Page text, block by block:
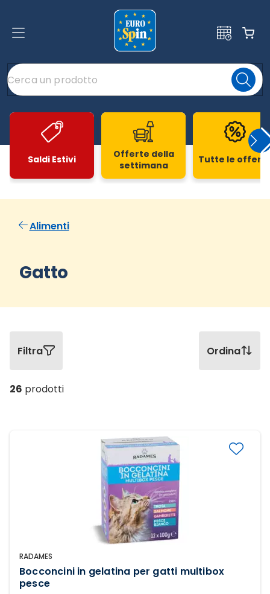
Saldi Estivi
Offerte della
settimana
Tutte le
Alimenti
Gatto
Filtra Ordina
26 prodotti
RADAMES
Bocconcini in gelatina per gatti multibox
pesce